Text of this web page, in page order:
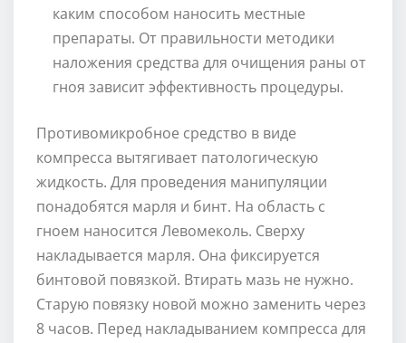
каким способом наносить местные
препараты. От правильности методики
наложения средства для очищения раны от
гноя зависит эффективность процедуры.
Противомикробное средство в виде
компресса вытягивает патологическую
жидкость. Для проведения манипуляции
понадобятся марля и бинт. На область с
гноем наносится Левомеколь. Сверху
накладывается марля. Она фиксируется
бинтовой повязкой. Втирать мазь не нужно.
Старую повязку новой можно заменить через
8 часов. Перед накладыванием компресса для